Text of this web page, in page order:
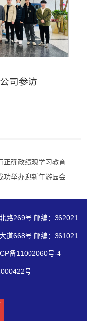
司参访
正确政绩观学习教育
功举办迎新年游园会
路269号 邮编：362021
道668号 邮编：361021
备11002060号-4
号